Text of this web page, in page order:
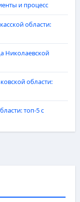
и процесс
области:
Николаевской
области:
топ-5 с